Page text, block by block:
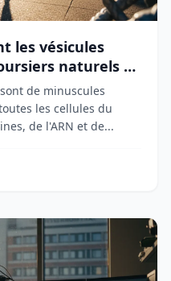
les vésicules
naturels de
de minuscules
les cellules du
de l'ARN et de...